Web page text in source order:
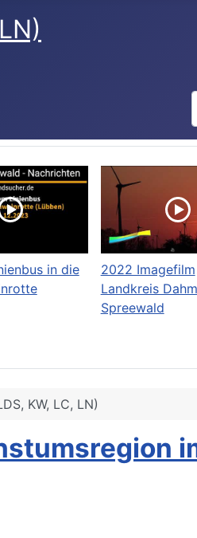
in die
2022 Imagefilm
Landkreis
Spreewald
KW, LC, LN)